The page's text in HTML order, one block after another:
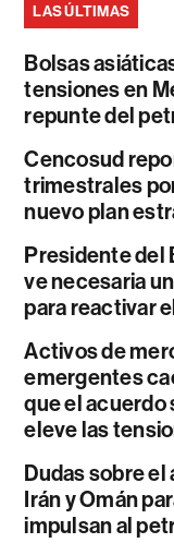
LAS ÚLTIMAS
Bolsas
tensiones en
repunte del
Cencosud
trimestrales
nuevo plan
Presidente del
ve necesaria
para reactivar
Activos de
emergentes
que el acuerdo
eleve las
Dudas sobre
Irán y Omán
impulsan al